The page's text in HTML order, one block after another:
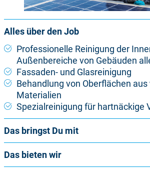
Alles über den Job
Professionelle Reinigung der
Außenbereiche von Gebäuden
Fassaden- und Glasreinigung
Behandlung von Oberflächen
Materialien
Spezialreinigung für hartnäckige
Das bringst Du mit
Das bieten wir